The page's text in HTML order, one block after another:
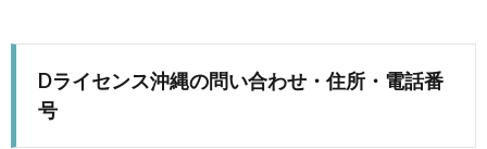
Dライセンス沖縄の問い合わせ・住所・電話番
号